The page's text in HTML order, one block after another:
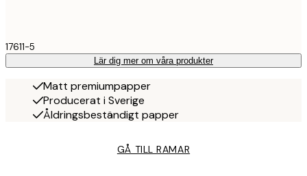
17611-5
Lär dig mer om våra produkter
Matt premiumpapper
Producerat i Sverige
Åldringsbeständigt papper
GÅ TILL RAMAR